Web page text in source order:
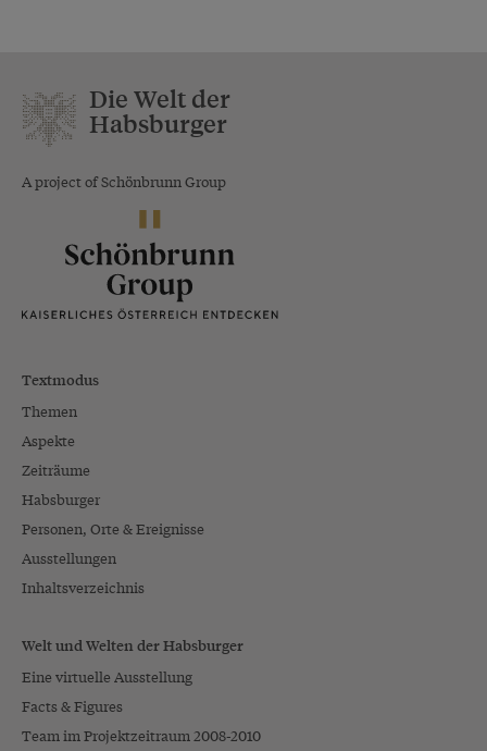
Die Welt der
Habsburger
A project of Schönbrunn Group
Textmodus
Themen
Aspekte
Zeiträume
Habsburger
Personen, Orte & Ereignisse
Ausstellungen
Inhaltsverzeichnis
Welt und Welten der Habsburger
Eine virtuelle Ausstellung
Facts & Figures
Team im Projektzeitraum 2008-2010